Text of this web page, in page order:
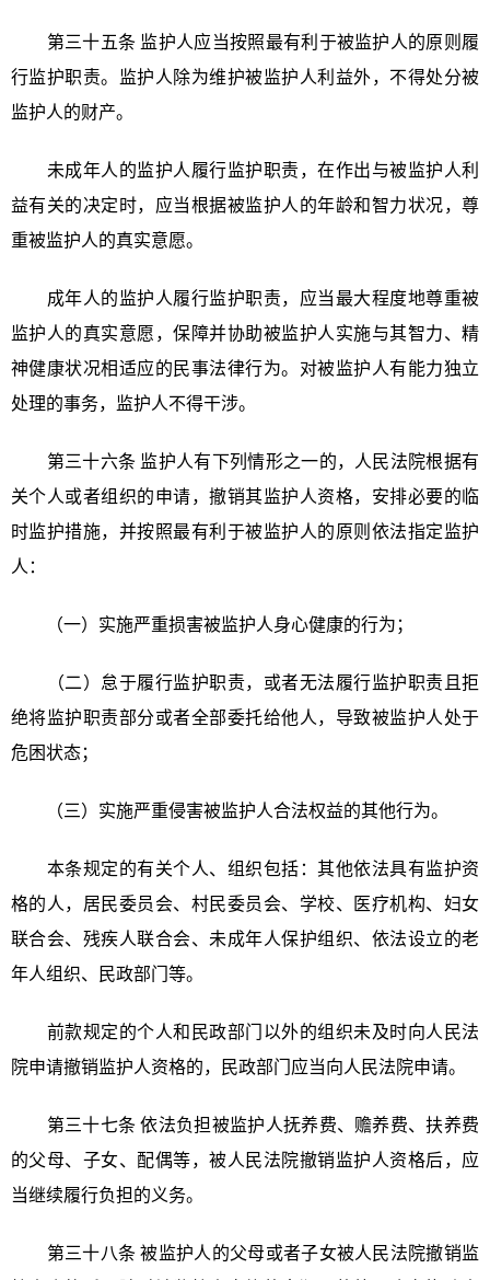
第三十五条 监护人应当按照最有利于被监护人的原则履
行监护职责。监护人除为维护被监护人利益外，不得处分被
监护人的财产。
未成年人的监护人履行监护职责，在作出与被监护人利
益有关的决定时，应当根据被监护人的年龄和智力状况，尊
重被监护人的真实意愿。
成年人的监护人履行监护职责，应当最大程度地尊重被
监护人的真实意愿，保障并协助被监护人实施与其智力、精
神健康状况相适应的民事法律行为。对被监护人有能力独立
处理的事务，监护人不得干涉。
第三十六条 监护人有下列情形之一的，人民法院根据有
关个人或者组织的申请，撤销其监护人资格，安排必要的临
时监护措施，并按照最有利于被监护人的原则依法指定监护
人：
（一）实施严重损害被监护人身心健康的行为；
（二）怠于履行监护职责，或者无法履行监护职责且拒
绝将监护职责部分或者全部委托给他人，导致被监护人处于
危困状态；
（三）实施严重侵害被监护人合法权益的其他行为。
本条规定的有关个人、组织包括：其他依法具有监护资
格的人，居民委员会、村民委员会、学校、医疗机构、妇女
联合会、残疾人联合会、未成年人保护组织、依法设立的老
年人组织、民政部门等。
前款规定的个人和民政部门以外的组织未及时向人民法
院申请撤销监护人资格的，民政部门应当向人民法院申请。
第三十七条 依法负担被监护人抚养费、赡养费、扶养费
的父母、子女、配偶等，被人民法院撤销监护人资格后，应
当继续履行负担的义务。
第三十八条 被监护人的父母或者子女被人民法院撤销监